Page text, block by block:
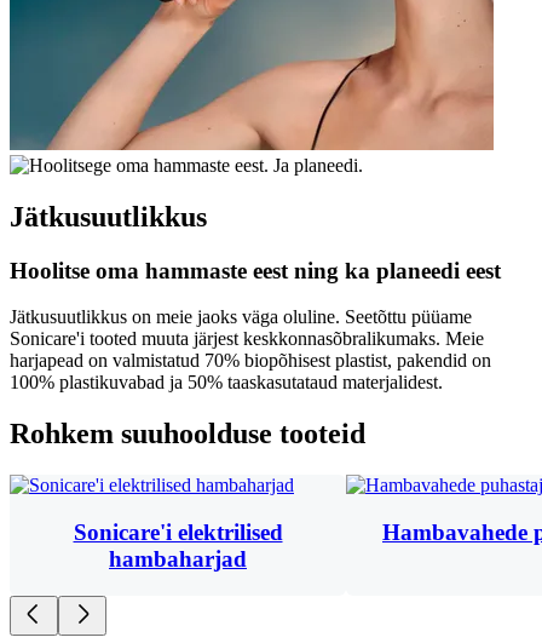
Jätkusuutlikkus
Hoolitse oma hammaste eest ning ka planeedi eest
Jätkusuutlikkus on meie jaoks väga oluline. Seetõttu püüame
Sonicare'i tooted muuta järjest keskkonnasõbralikumaks. Meie
harjapead on valmistatud 70% biopõhisest plastist, pakendid on
100% plastikuvabad ja 50% taaskasutataud materjalidest.
Rohkem suuhoolduse tooteid
Sonicare'i elektrilised
hambaharjad
Hambavahede